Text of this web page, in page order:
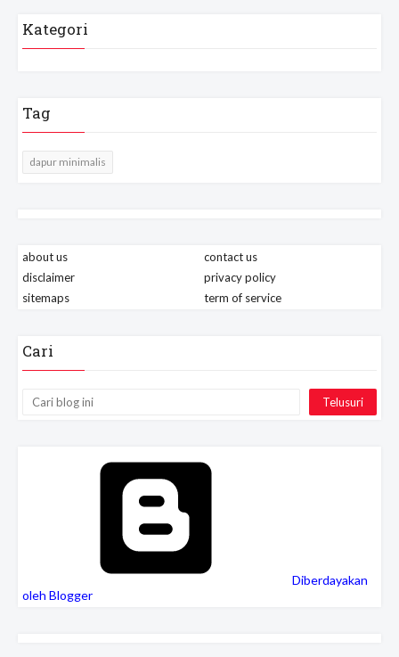
Kategori
Tag
dapur minimalis
about us
contact us
disclaimer
privacy policy
sitemaps
term of service
Cari
Diberdayakan
oleh Blogger